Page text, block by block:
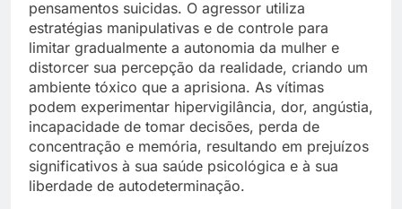
pensamentos suicidas. O agressor utiliza
estratégias manipulativas e de controle para
limitar gradualmente a autonomia da mulher e
distorcer sua percepção da realidade, criando um
ambiente tóxico que a aprisiona. As vítimas
podem experimentar hipervigilância, dor, angústia,
incapacidade de tomar decisões, perda de
concentração e memória, resultando em prejuízos
significativos à sua saúde psicológica e à sua
liberdade de autodeterminação.